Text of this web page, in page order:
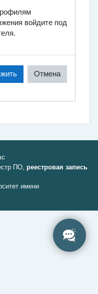
войдите под
Отмена
ПО, реестровая запись
имени